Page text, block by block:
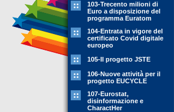
103-Trecento milioni di
Euro a disposizione del
programma Euratom
104-Entrata in vigore del
certificato Covid digitale
europeo
105-Il progetto JSTE
106-Nuove attività per il
progetto EUCYCLE
107-Eurostat,
disinformazione e
CharactHer